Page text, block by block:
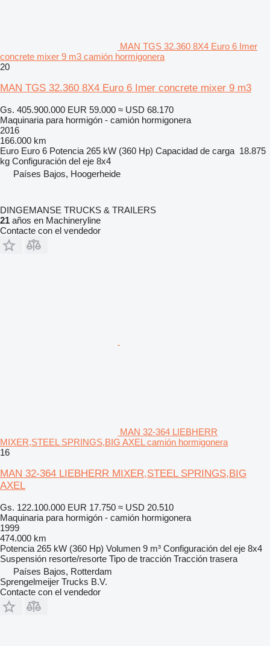
MAN TGS 32.360 8X4 Euro 6 Imer
concrete mixer 9 m3 camión hormigonera
20
MAN TGS 32.360 8X4 Euro 6 Imer concrete mixer 9 m3
Gs. 405.900.000 EUR 59.000 ≈ USD 68.170
Maquinaria para hormigón - camión hormigonera
2016
166.000 km
Euro Euro 6 Potencia 265 kW (360 Hp) Capacidad de carga 18.875
kg Configuración del eje 8x4
Países Bajos, Hoogerheide
DINGEMANSE TRUCKS & TRAILERS
21 años en Machineryline
Contacte con el vendedor
MAN 32-364 LIEBHERR
MIXER,STEEL SPRINGS,BIG AXEL camión hormigonera
16
MAN 32-364 LIEBHERR MIXER,STEEL SPRINGS,BIG
AXEL
Gs. 122.100.000 EUR 17.750 ≈ USD 20.510
Maquinaria para hormigón - camión hormigonera
1999
474.000 km
Potencia 265 kW (360 Hp) Volumen 9 m³ Configuración del eje 8x4
Suspensión resorte/resorte Tipo de tracción Tracción trasera
Países Bajos, Rotterdam
Sprengelmeijer Trucks B.V.
Contacte con el vendedor